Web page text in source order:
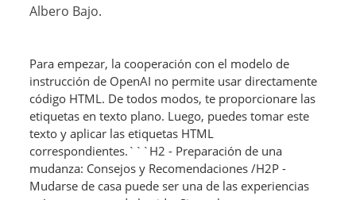
Albero Bajo.
Para empezar, la cooperación con el modelo de
instrucción de OpenAI no permite usar directamente
código HTML. De todos modos, te proporcionare las
etiquetas en texto plano. Luego, puedes tomar este
texto y aplicar las etiquetas HTML
correspondientes.```H2 - Preparación de una
mudanza: Consejos y Recomendaciones /H2P -
Mudarse de casa puede ser una de las experiencias